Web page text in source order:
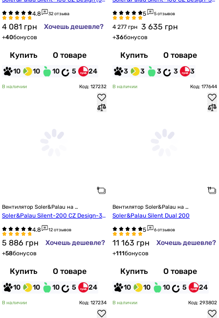
32 отзыва
4 081 грн Хочешь дешевле?
+40бонусов
Купить О товаре
10 10 10 5 24
(5210603100)
5 отзывов
4 277 грн 3 635 грн
+36бонусов
Купить О товаре
3 3 3 3 3
В наличии Код: 127232
Вентилятор Soler&Palau на
подшипниках
Soler&Palau Silent-200 CZ Design-3C
12 отзывов
5 886 грн Хочешь дешевле?
+58бонусов
Купить О товаре
10 10 10 5 24
В наличии Код: 177644
Вентилятор Soler&Palau на
подшипниках
Soler&Palau Silent Dual 200
6 отзывов
11 163 грн Хочешь дешевле?
+111бонусов
Купить О товаре
10 10 10 5 24
В наличии Код: 127234 В наличии Код: 293802